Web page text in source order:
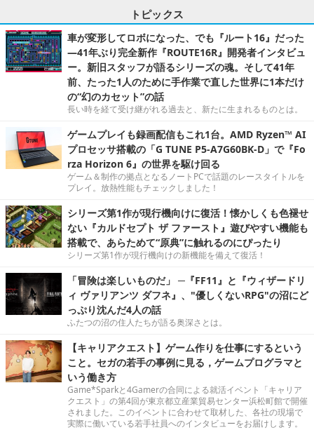
トピックス
車が変形してロボになった、でも『ルート16』だった
―41年ぶり完全新作『ROUTE16R』開発者インタビュ
ー。新旧スタッフが語るシリーズの魂。そして41年
前、たった1人のために手作業で直した世界に1本だけ
の“幻のカセット”の話
長い時を経て受け継がれる過去と、新たに生まれるものとは。
ゲームプレイも録画配信もこれ1台。AMD Ryzen™ AI
プロセッサ搭載の「G TUNE P5-A7G60BK-D」で『Fo
rza Horizon 6』の世界を駆け回る
ゲーム＆制作の拠点となるノートPCで話題のレースタイトルを
プレイ。放熱性能もチェックしました！
シリーズ第1作が現行機向けに復活！懐かしくも色褪せ
ない『カルドセプト ザ ファースト』遊びやすい機能も
搭載で、あらためて“原典”に触れるのにぴったり
シリーズ第1作が現行機向けの新機能を備えて復活！
「冒険は楽しいものだ」 ─『FF11』と『ウィザードリ
ィ ヴァリアンツ ダフネ』、"優しくないRPG"の沼にど
っぷり沈んだ4人の話
ふたつの沼の住人たちが語る奥深さとは。
【キャリアクエスト】ゲーム作りを仕事にするという
こと。セガの若手の事例に見る，ゲームプログラマと
いう働き方
Game*Sparkと4Gamerの合同による就活イベント「キャリア
クエスト」の第4回が東京都立産業貿易センター浜松町館で開催
されました。このイベントに合わせて取材した、各社の現場で
実際に働いている若手社員へのインタビューをお届けします。